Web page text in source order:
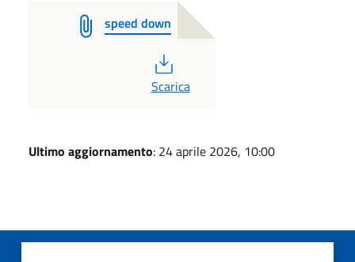
speed down
PDF
Scarica
Ultimo aggiornamento: 24 aprile 2026, 10:00